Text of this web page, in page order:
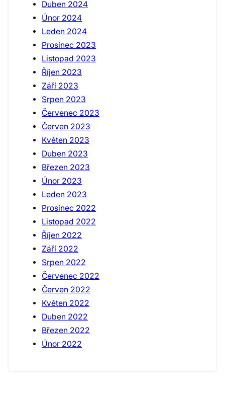
Duben 2024
Únor 2024
Leden 2024
Prosinec 2023
Listopad 2023
Říjen 2023
Září 2023
Srpen 2023
Červenec 2023
Červen 2023
Květen 2023
Duben 2023
Březen 2023
Únor 2023
Leden 2023
Prosinec 2022
Listopad 2022
Říjen 2022
Září 2022
Srpen 2022
Červenec 2022
Červen 2022
Květen 2022
Duben 2022
Březen 2022
Únor 2022